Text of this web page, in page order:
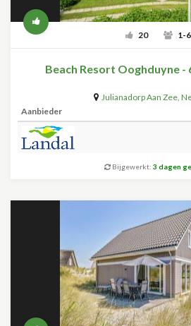
20 1-6
Beach Resort Ooghduyne -
Julianadorp Aan Zee,
Aanbieder
Bijgewerkt: 3 dagen